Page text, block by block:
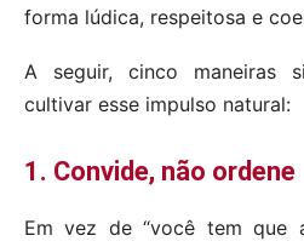
forma lúdica, respeitosa e
A seguir, cinco maneiras
cultivar esse impulso natural:
1. Convide, não ordene
Em vez de “você tem que